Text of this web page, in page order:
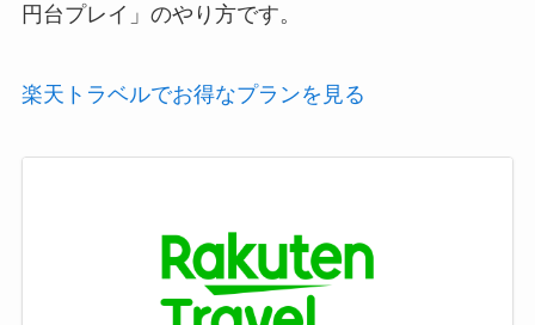
円台プレイ」のやり方です。
楽天トラベルでお得なプランを見る